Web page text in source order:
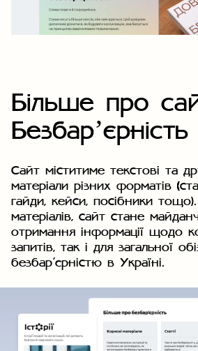
Більше про
Безбарʼєрність
Сайт міститиме текстові та
матеріали різних форматів
гайди, кейси, посібники
матеріалів, сайт стане
отримання інформації щодо
запитів, так і для загальної
безбар’єрністю в Україні.